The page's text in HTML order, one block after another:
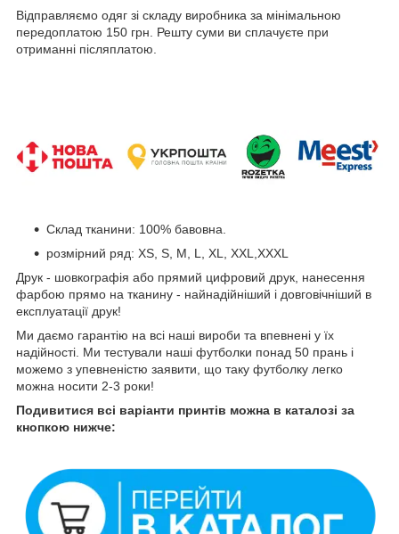
Відправляємо одяг зі складу виробника за мінімальною
передоплатою 150 грн. Решту суми ви сплачуєте при
отриманні післяплатою.
Склад тканини: 100% бавовна.
розмірний ряд: XS, S, M, L, XL, XXL,XXXL
Друк - шовкографія або прямий цифровий друк, нанесення
фарбою прямо на тканину - найнадійніший і довговічніший в
експлуатації друк!
Ми даємо гарантію на всі наші вироби та впевнені у їх
надійності. Ми тестували наші футболки понад 50 прань і
можемо з упевненістю заявити, що таку футболку легко
можна носити 2-3 роки!
Подивитися всі варіанти принтів можна в каталозі за
кнопкою нижче: